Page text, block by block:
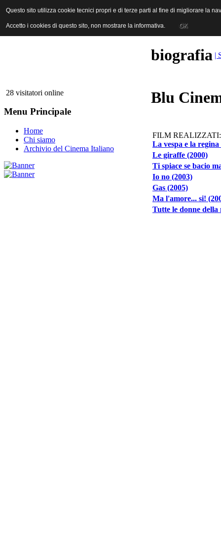
ANICA | Associazione Nazionale Industrie Cinematografiche
28 visitatori online
Menu Principale
Home
Chi siamo
Archivio del Cinema Italiano
biografia |
Blu
FILM REALIZZATI:
La vespa e la regina
Le giraffe (2000)
Ti spiace se bacio
Io no (2003)
Gas (2005)
Ma l'amore... si!
Tutte le donne della
Questo sito utilizza cookie tecnici propri e di terze parti al fine di migliorare la
Accetto i cookies di questo sito, non mostrare la informativa. OK
Questo sito utilizza cookie tecnici propri e di terze parti al fine di migliorare la
Accetto i cookies di questo sito, non mostrare la informativa. OK